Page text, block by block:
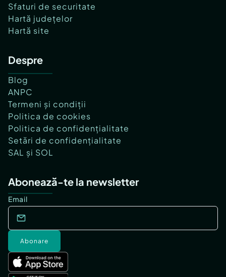
Sfaturi de securitate
Hartă județelor
Hartă site
Despre
Blog
ANPC
Termeni și condiții
Politica de cookies
Politica de confidențialitate
Setări de confidențialitate
SAL și SOL
Abonează-te la newsletter
Email
Abonare